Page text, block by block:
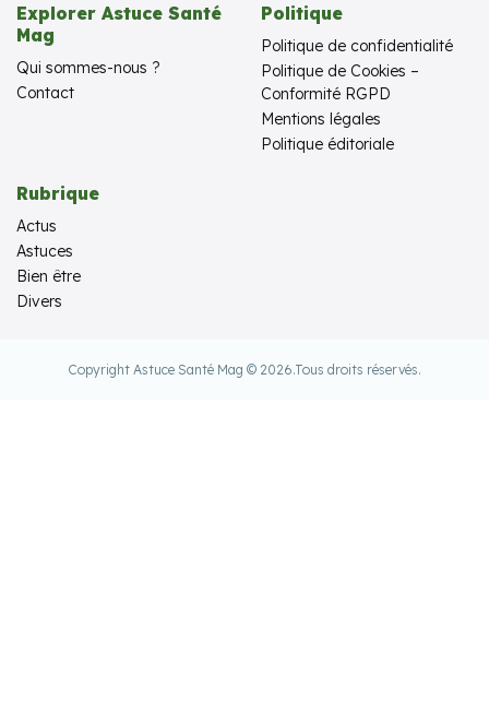
Explorer Astuce Santé
Mag
Qui sommes-nous ?
Contact
Politique
Politique de confidentialité
Politique de Cookies –
Conformité RGPD
Mentions légales
Politique éditoriale
Rubrique
Actus
Astuces
Bien être
Divers
Copyright Astuce Santé Mag © 2026.Tous droits réservés.